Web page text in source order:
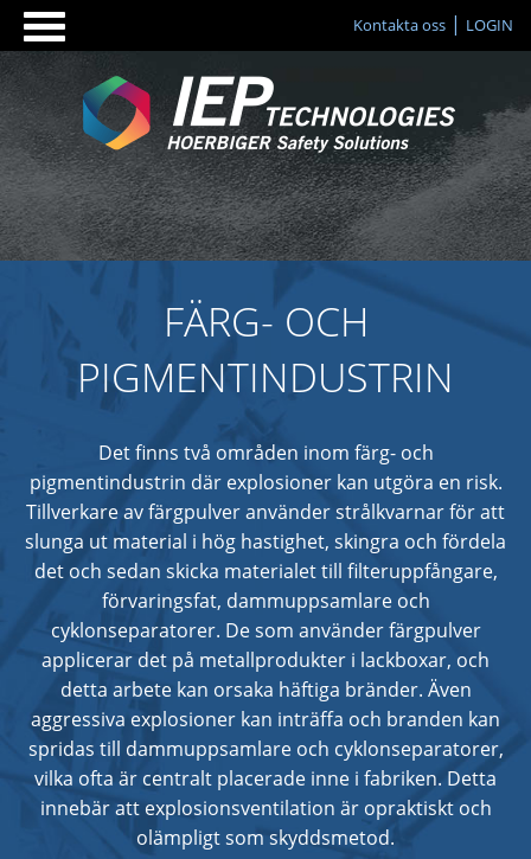
Kontakta oss LOGIN
FÄRG- OCH
PIGMENTINDUSTRIN
Det finns två områden inom färg- och
pigmentindustrin där explosioner kan utgöra en risk.
Tillverkare av färgpulver använder strålkvarnar för att
slunga ut material i hög hastighet, skingra och fördela
det och sedan skicka materialet till filteruppfångare,
förvaringsfat, dammuppsamlare och
cyklonseparatorer. De som använder färgpulver
applicerar det på metallprodukter i lackboxar, och
detta arbete kan orsaka häftiga bränder. Även
aggressiva explosioner kan inträffa och branden kan
spridas till dammuppsamlare och cyklonseparatorer,
vilka ofta är centralt placerade inne i fabriken. Detta
innebär att explosionsventilation är opraktiskt och
olämpligt som skyddsmetod.